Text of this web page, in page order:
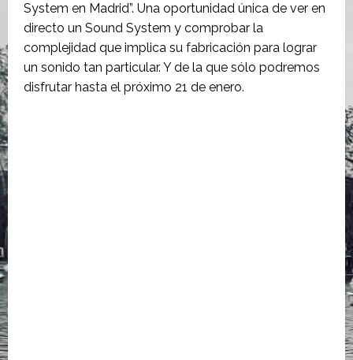
System en Madrid”. Una oportunidad única de ver en
directo un Sound System y comprobar la
complejidad que implica su fabricación para lograr
un sonido tan particular. Y de la que sólo podremos
disfrutar hasta el próximo 21 de enero.